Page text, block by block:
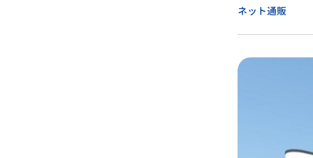
ネット通販